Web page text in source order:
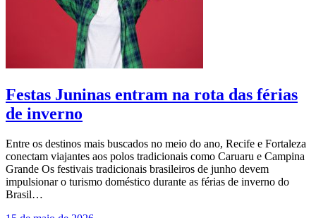
Festas Juninas entram na rota das férias
de inverno
Entre os destinos mais buscados no meio do ano, Recife e Fortaleza
conectam viajantes aos polos tradicionais como Caruaru e Campina
Grande Os festivais tradicionais brasileiros de junho devem
impulsionar o turismo doméstico durante as férias de inverno do
Brasil…